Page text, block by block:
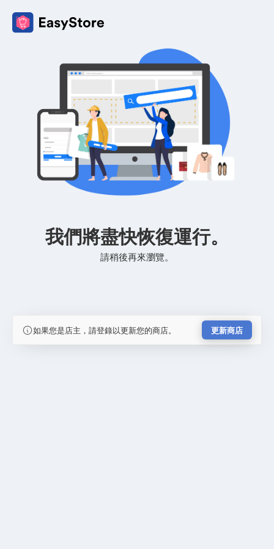
我們將盡快恢復運行。
請稍後再來瀏覽。
如果您是店主，請登錄以更新您的商店。 更新商店